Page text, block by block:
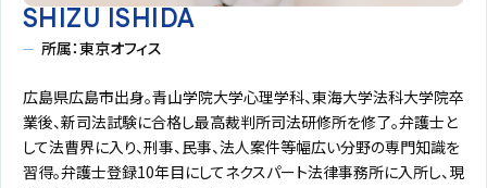
SHIZU ISHIDA
所属：東京オフィス
広島県広島市出身。青山学院大学心理学科、東海大学法科大学院卒
業後、新司法試験に合格し最高裁判所司法研修所を修了。弁護士と
して法曹界に入り、刑事、民事、法人案件等幅広い分野の専門知識を
習得。弁護士登録10年目にしてネクスパート法律事務所に入所し、現